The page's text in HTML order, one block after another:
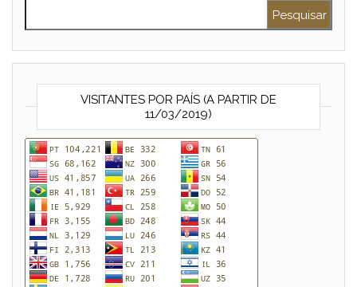
VISITANTES POR PAÍS (A PARTIR DE
11/03/2019)